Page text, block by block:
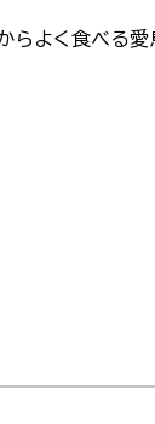
らよく食べる